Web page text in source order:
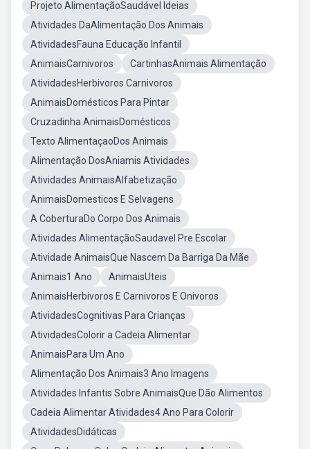
Projeto AlimentaçãoSaudável Ideias
Atividades DaAlimentação Dos Animais
AtividadesFauna Educação Infantil
AnimaisCarnivoros
CartinhasAnimais Alimentação
AtividadesHerbivoros Carnivoros
AnimaisDomésticos Para Pintar
Cruzadinha AnimaisDomésticos
Texto AlimentaçaoDos Animais
Alimentação DosAniamis Atividades
Atividades AnimaisAlfabetização
AnimaisDomesticos E Selvagens
A CoberturaDo Corpo Dos Animais
Atividades AlimentaçãoSaudavel Pre Escolar
Atividade AnimaisQue Nascem Da Barriga Da Mãe
Animais1 Ano
AnimaisUteis
AnimaisHerbivoros E Carnivoros E Onivoros
AtividadesCognitivas Para Crianças
AtividadesColorir a Cadeia Alimentar
AnimaisPara Um Ano
Alimentação Dos Animais3 Ano Imagens
Atividades Infantis Sobre AnimaisQue Dão Alimentos
Cadeia Alimentar Atividades4 Ano Para Colorir
AtividadesDidáticas